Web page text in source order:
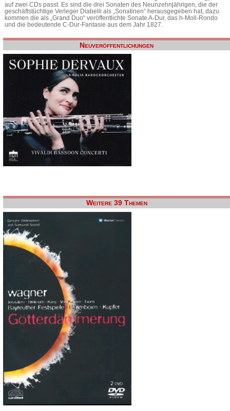
auf zwei CDs passt. Es sind die drei Sonaten des Neunzehnjährigen, die der
geschäftstüchtige Verleger Diabelli als „Sonatinen“ herausgegeben hat, dazu
kommen die als „Grand Duo“ veröffentlichte Sonate A-Dur, das h-Moll-Rondo
und die bedeutende C-Dur-Fantasie aus dem Jahr 1827.
Neuveröffentlichungen
Weitere 39 Themen